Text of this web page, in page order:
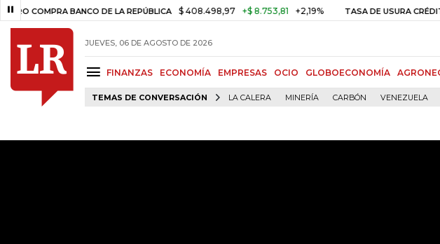
BANCO DE LA REPÚBLICA $ 408.498,97 +$ 8.753,81 +2,19% TASA DE USURA CRÉDITO
JUEVES, 06 DE AGOSTO DE 2026
FINANZAS ECONOMÍA EMPRESAS OCIO GLOBOECONOMÍA
TEMAS DE CONVERSACIÓN LA CALERA MINERÍA CARBÓN VENEZUELA